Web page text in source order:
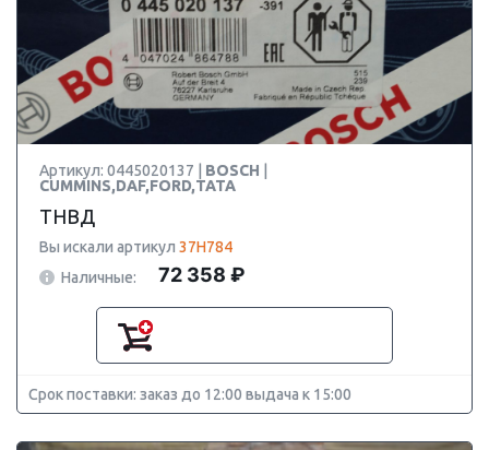
Артикул: 0445020137 | BOSCH
CUMMINS,DAF,FORD,ТАТА
ТНВД
Вы искали артикул 37H784
Наличные:
72 358 ₽
Срок поставки: заказ до 12:00 выдача к 15:00